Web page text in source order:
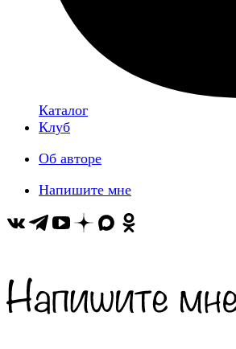
Каталог
Клуб
Об авторе
Напишите мне